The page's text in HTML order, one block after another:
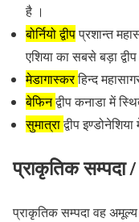
है ।
बोर्नियो द्वीपप्रशान्त
एशिया का सबसे बड़ा
मेडागास्करहिन्द
बेफिनद्वीप कनाडा में
सुमात्राद्वीप
प्राकृतिक सम्पदा
प्राकृतिक सम्पदा वह